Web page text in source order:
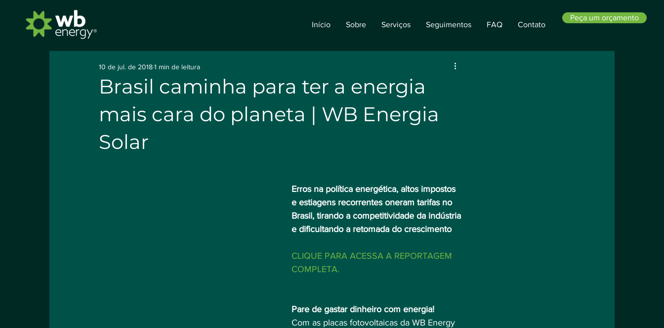
Início Sobre Serviços Seguimentos FAQ Contato
Peça um orçamento
Brasil caminha para ter a energia
mais cara do planeta | WB Energia
Solar
10 de jul. de 20181 min de leitura
Erros na política energética, altos impostos
e estiagens recorrentes oneram tarifas no
Brasil, tirando a competitividade da indústria
e dificultando a retomada do crescimento
CLIQUE PARA ACESSA A REPORTAGEM
COMPLETA.
Pare de gastar dinheiro com energia!
Com as placas fotovoltaicas da WB Energy